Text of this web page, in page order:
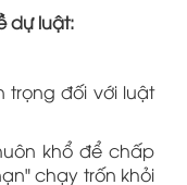
dự luật:
trọng đối với luật
khổ để chấp
chạy trốn khỏi